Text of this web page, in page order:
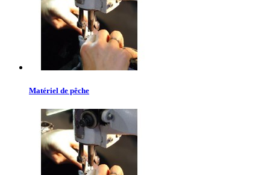
Matériel de pêche